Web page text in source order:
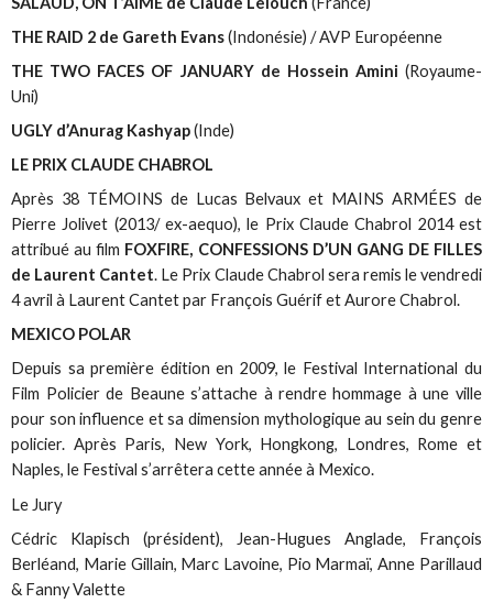
THE RAID 2 de Gareth Evans(Indonésie) / AVP Européenne
THE TWO FACES OF JANUARY de Hossein Amini (Royaume-
Uni)
UGLY d’Anurag Kashyap(Inde)
LE PRIX CLAUDE CHABROL
Après 38 TÉMOINS de Lucas Belvaux et MAINS ARMÉES de
Pierre Jolivet (2013/ ex-aequo), le Prix Claude Chabrol 2014 est
attribué au film FOXFIRE, CONFESSIONS D’UN GANG DE FILLES
de Laurent Cantet. Le Prix Claude Chabrol sera remis le vendredi
4 avril à Laurent Cantet par François Guérif et Aurore Chabrol.
MEXICO POLAR
Depuis sa première édition en 2009, le Festival International du
Film Policier de Beaune s’attache à rendre hommage à une ville
pour son influence et sa dimension mythologique au sein du genre
policier. Après Paris, New York, Hongkong, Londres, Rome et
Naples, le Festival s’arrêtera cette année à Mexico.
Le Jury
Cédric Klapisch (président), Jean-Hugues Anglade, François
Berléand, Marie Gillain, Marc Lavoine, Pio Marmaï, Anne Parillaud
& Fanny Valette